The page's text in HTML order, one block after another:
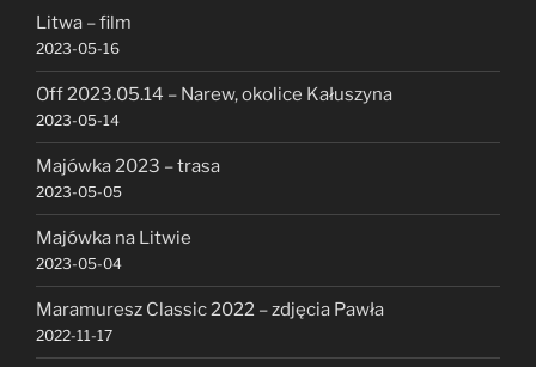
Litwa – film
2023-05-16
Off 2023.05.14 – Narew, okolice Kałuszyna
2023-05-14
Majówka 2023 – trasa
2023-05-05
Majówka na Litwie
2023-05-04
Maramuresz Classic 2022 – zdjęcia Pawła
2022-11-17